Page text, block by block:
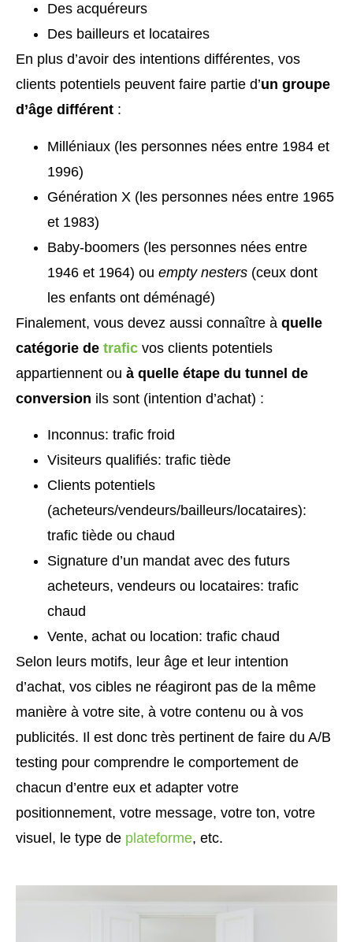
Des acquéreurs
Des bailleurs et locataires
En plus d’avoir des intentions différentes, vos
clients potentiels peuvent faire partie d’un groupe
d’âge différent :
Milléniaux (les personnes nées entre 1984 et
1996)
Génération X (les personnes nées entre 1965
et 1983)
Baby-boomers (les personnes nées entre
1946 et 1964) ou empty nesters (ceux dont
les enfants ont déménagé)
Finalement, vous devez aussi connaître à quelle
catégorie de trafic vos clients potentiels
appartiennent ou à quelle étape du tunnel de
conversion ils sont (intention d’achat) :
Inconnus: trafic froid
Visiteurs qualifiés: trafic tiède
Clients potentiels
(acheteurs/vendeurs/bailleurs/locataires):
trafic tiède ou chaud
Signature d’un mandat avec des futurs
acheteurs, vendeurs ou locataires: trafic
chaud
Vente, achat ou location: trafic chaud
Selon leurs motifs, leur âge et leur intention
d’achat, vos cibles ne réagiront pas de la même
manière à votre site, à votre contenu ou à vos
publicités. Il est donc très pertinent de faire du A/B
testing pour comprendre le comportement de
chacun d’entre eux et adapter votre
positionnement, votre message, votre ton, votre
visuel, le type de plateforme, etc.